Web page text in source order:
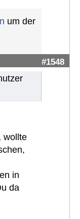
um der
#1548
wollte
in
da